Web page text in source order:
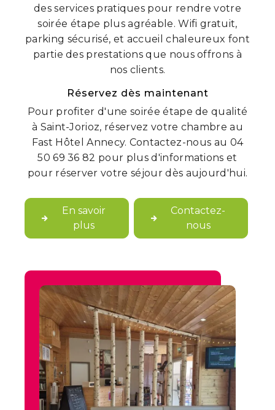
des services pratiques pour rendre votre
soirée étape plus agréable. Wifi gratuit,
parking sécurisé, et accueil chaleureux font
partie des prestations que nous offrons à
nos clients.
Réservez dès maintenant
Pour profiter d'une soirée étape de qualité
à Saint-Jorioz, réservez votre chambre au
Fast Hôtel Annecy. Contactez-nous au 04
50 69 36 82 pour plus d'informations et
pour réserver votre séjour dès aujourd'hui.
En savoir
plus
Contactez-
nous